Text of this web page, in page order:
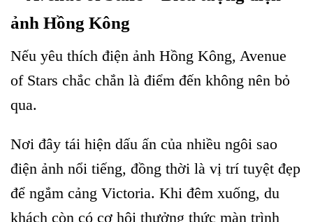
ảnh Hồng Kông
Nếu yêu thích điện ảnh Hồng Kông, Avenue
of Stars chắc chắn là điểm đến không nên bỏ
qua.
Nơi đây tái hiện dấu ấn của nhiều ngôi sao
điện ảnh nổi tiếng, đồng thời là vị trí tuyệt đẹp
để ngắm cảng Victoria. Khi đêm xuống, du
khách còn có cơ hội thưởng thức màn trình